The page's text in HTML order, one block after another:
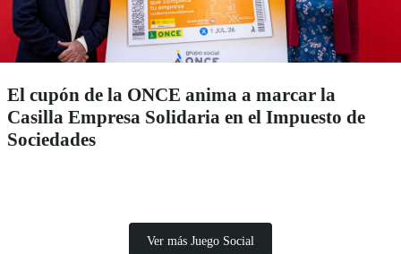
El cupón de la ONCE anima a marcar la
Casilla Empresa Solidaria en el Impuesto de
Sociedades
Ver más Juego Social